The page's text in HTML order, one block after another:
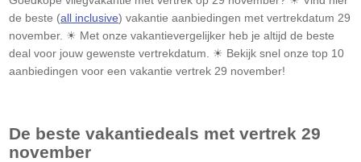
de beste (all inclusive) vakantie aanbiedingen met vertrekdatum 29
november. ☀ Met onze vakantievergelijker heb je altijd de beste
deal voor jouw gewenste vertrekdatum. ☀ Bekijk snel onze top 10
aanbiedingen voor een vakantie vertrek 29 november!
De beste vakantiedeals met vertrek 29
november